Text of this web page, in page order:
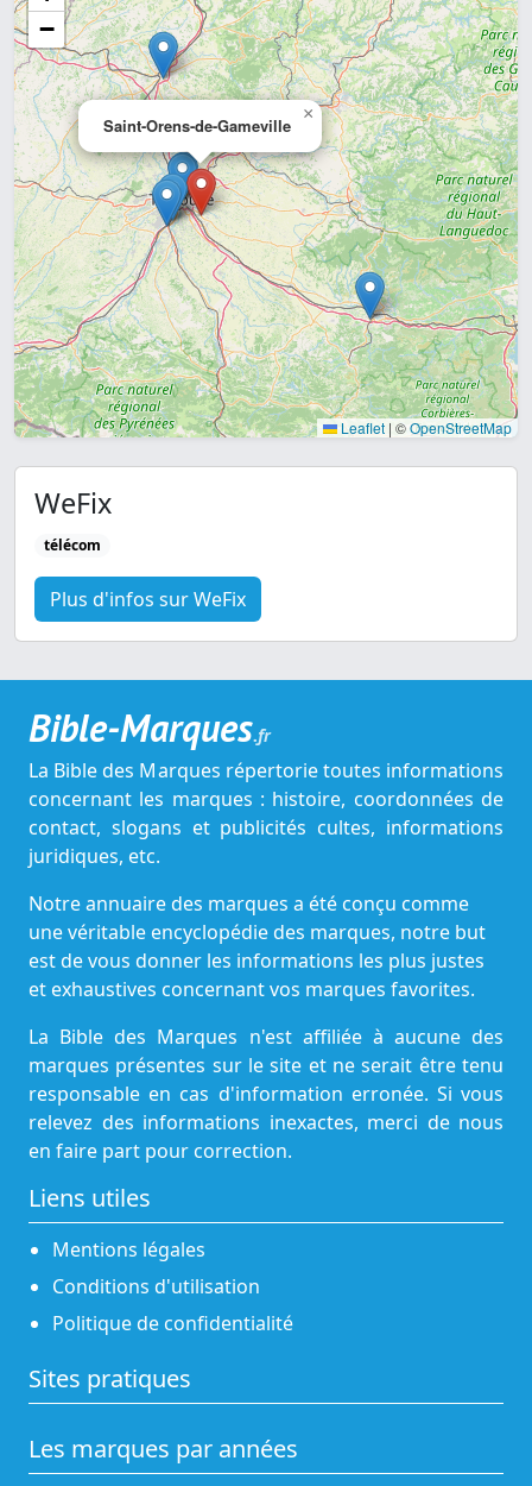
Saint-Orens-de-Gameville
×
−
Leaflet | ©OpenStreetMap
WeFix
télécom
Plus d'infos sur WeFix
Bible-Marques.fr
La Bible des Marques répertorie toutes informations
concernant les marques : histoire, coordonnées de
contact, slogans et publicités cultes, informations
juridiques, etc.
Notre annuaire des marques a été conçu comme
une véritable encyclopédie des marques, notre but
est de vous donner les informations les plus justes
et exhaustives concernant vos marques favorites.
La Bible des Marques n'est affiliée à aucune des
marques présentes sur le site et ne serait être tenu
responsable en cas d'information erronée. Si vous
relevez des informations inexactes, merci de nous
en faire part pour correction.
Liens utiles
Mentions légales
Conditions d'utilisation
Politique de confidentialité
Sites pratiques
Les marques par années